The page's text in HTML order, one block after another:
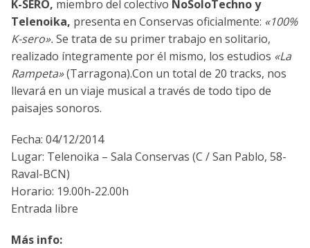
K-SERO, miembro del colectivo NoSoloTechno y
Telenoika, presenta en Conservas oficialmente: «100%
K-sero».Se trata de su primer trabajo en solitario,
realizado íntegramente por él mismo, los estudios «La
Rampeta»(Tarragona).Con un total de 20 tracks, nos
llevará en un viaje musical a través de todo tipo de
paisajes sonoros.
Fecha: 04/12/2014
Lugar: Telenoika – Sala Conservas (C / San Pablo, 58-
Raval-BCN)
Horario: 19.00h-22.00h
Entrada libre
Más info: